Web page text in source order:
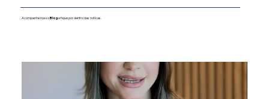
Acompanhe nossoBloge fique por dentro das notícas.